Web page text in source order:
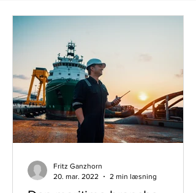
Fritz Ganzhorn
20. mar. 2022
2 min læsning